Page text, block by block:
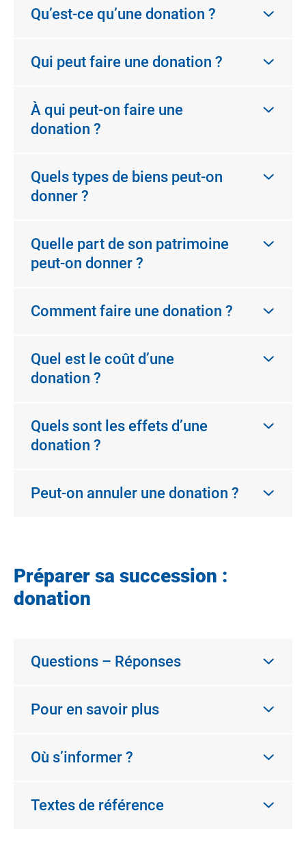
Qu’est-ce qu’une donation ?
Qui peut faire une donation ?
À qui peut-on faire une
donation ?
Quels types de biens peut-on
donner ?
Quelle part de son patrimoine
peut-on donner ?
Comment faire une donation ?
Quel est le coût d’une
donation ?
Quels sont les effets d’une
donation ?
Peut-on annuler une donation ?
Préparer sa succession :
donation
Questions – Réponses
Pour en savoir plus
Où s’informer ?
Textes de référence